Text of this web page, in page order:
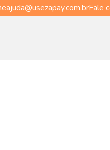
Fale